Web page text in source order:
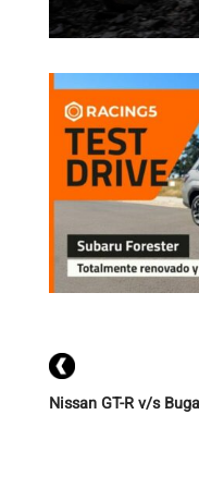
Nissan GT-R v/s